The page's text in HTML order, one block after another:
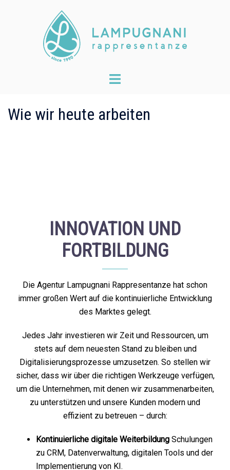
Toggle
Wie wir heute arbeiten
INNOVATION UND
FORTBILDUNG
Die Agentur Lampugnani Rappresentanze hat schon
immer großen Wert auf die kontinuierliche Entwicklung
des Marktes gelegt.
Jedes Jahr investieren wir Zeit und Ressourcen, um
stets auf dem neuesten Stand zu bleiben und
Digitalisierungsprozesse umzusetzen. So stellen wir
sicher, dass wir über die richtigen Werkzeuge verfügen,
um die Unternehmen, mit denen wir zusammenarbeiten,
zu unterstützen und unsere Kunden modern und
effizient zu betreuen – durch:
Kontinuierliche digitale Weiterbildung Schulungen
zu CRM, Datenverwaltung, digitalen Tools und der
Implementierung von KI.